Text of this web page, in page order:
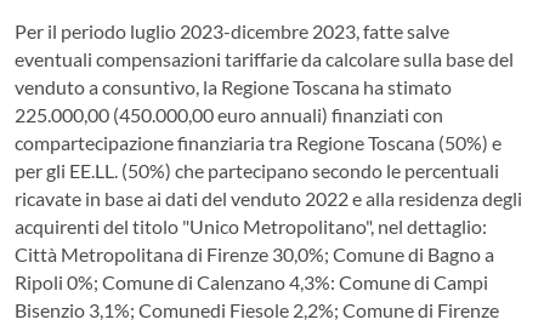
Per il periodo luglio 2023-dicembre 2023, fatte salve
eventuali compensazioni tariffarie da calcolare sulla base del
venduto a consuntivo, la Regione Toscana ha stimato
225.000,00 (450.000,00 euro annuali) finanziati con
compartecipazione finanziaria tra Regione Toscana (50%) e
per gli EE.LL. (50%) che partecipano secondo le percentuali
ricavate in base ai dati del venduto 2022 e alla residenza degli
acquirenti del titolo "Unico Metropolitano", nel dettaglio:
Città Metropolitana di Firenze 30,0%; Comune di Bagno a
Ripoli 0%; Comune di Calenzano 4,3%: Comune di Campi
Bisenzio 3,1%; Comunedi Fiesole 2,2%; Comune di Firenze